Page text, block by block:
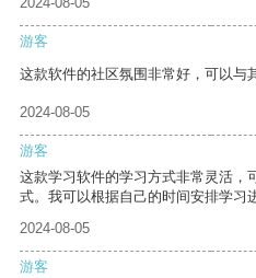
游客
这款软件的社区氛围非常好，可以与
2024-08-05
游客
这款学习软件的学习方式非常灵活，
式。我可以根据自己的时间安排学习
2024-08-05
游客